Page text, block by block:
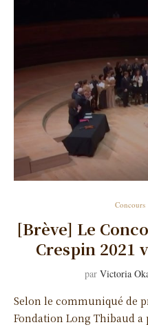
Concours
[Brève] Le
Crespin 2021
par Victoria
Selon le communiqué de
Fondation Long Thibaud